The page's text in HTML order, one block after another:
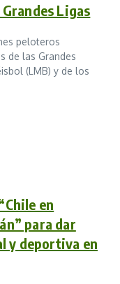
Ligas
peloteros
de las Grandes
(LMB) y de los
en
para dar
y deportiva en